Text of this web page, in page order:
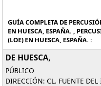
GUÍA COMPLETA DE
EN HUESCA, ESPAÑA. ,
(LOE) EN HUESCA, ESPAÑA. :
DE HUESCA,
PÚBLICO
DIRECCIÓN: CL. FUENTE